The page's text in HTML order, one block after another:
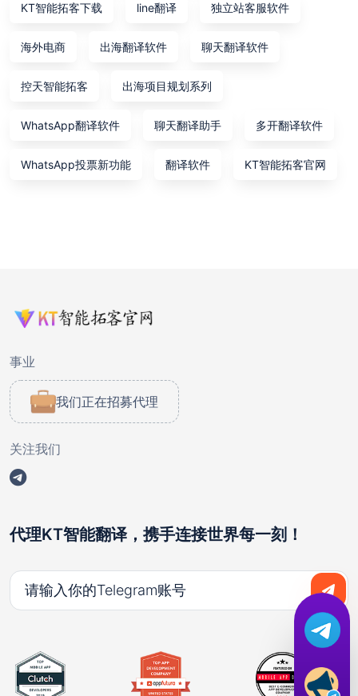
KT智能拓客下载 line翻译 独立站客服软件
海外电商 出海翻译软件 聊天翻译软件
控天智能拓客 出海项目规划系列
WhatsApp翻译软件 聊天翻译助手 多开翻译软件
WhatsApp投票新功能 翻译软件 KT智能拓客官网
事业
我们正在招募代理
关注我们
代理KT智能翻译，携手连接世界每一刻！